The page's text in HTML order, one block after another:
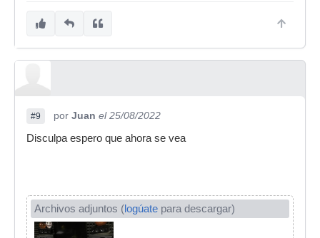
#9 por Juan el 25/08/2022
Disculpa espero que ahora se vea
Archivos adjuntos (logúate para descargar)